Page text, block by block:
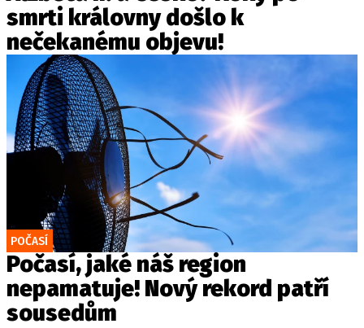
smrti královny došlo k
nečekanému objevu!
POČASÍ
Počasí, jaké náš region
nepamatuje! Nový rekord patří
sousedům